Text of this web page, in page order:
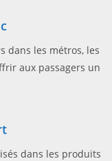
dans les métros, les
aux passagers un
dans les produits